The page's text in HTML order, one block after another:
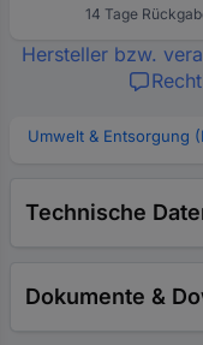
14 Tage
Hersteller bzw.
Umwelt & Entsorgung
Technische
Dokumente &